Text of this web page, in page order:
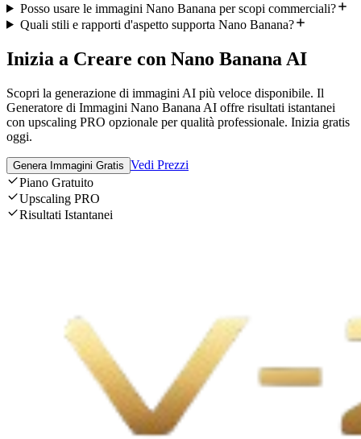
Posso usare le immagini Nano Banana per scopi commerciali?
Quali stili e rapporti d'aspetto supporta Nano Banana?
Inizia a Creare con Nano Banana AI
Scopri la generazione di immagini AI più veloce disponibile. Il
Generatore di Immagini Nano Banana AI offre risultati istantanei
con upscaling PRO opzionale per qualità professionale. Inizia gratis
oggi.
Genera Immagini Gratis Vedi Prezzi
Piano Gratuito
Upscaling PRO
Risultati Istantanei